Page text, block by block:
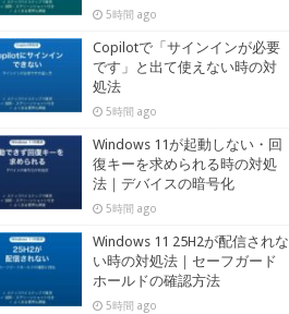
5時間 ago
Copilotで「サインインが必要
です」と出て使えない時の対
処法
5時間 ago
Windows 11が起動しない・回
復キーを求められる時の対処
法｜デバイスの暗号化
5時間 ago
Windows 11 25H2が配信されな
い時の対処法｜セーフガード
ホールドの確認方法
5時間 ago